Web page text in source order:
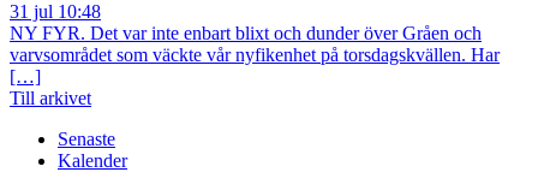
31 jul 10:48
NY FYR. Det var inte enbart blixt och dunder över Gråen och
varvsområdet som väckte vår nyfikenhet på torsdagskvällen. Har
[…]
Till arkivet
Senaste
Kalender